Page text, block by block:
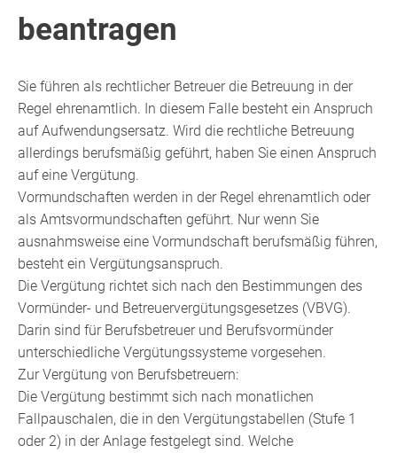
beantragen
Sie führen als rechtlicher Betreuer die Betreuung in der
Regel ehrenamtlich. In diesem Falle besteht ein Anspruch
auf Aufwendungsersatz. Wird die rechtliche Betreuung
allerdings berufsmäßig geführt, haben Sie einen Anspruch
auf eine Vergütung.
Vormundschaften werden in der Regel ehrenamtlich oder
als Amtsvormundschaften geführt. Nur wenn Sie
ausnahmsweise eine Vormundschaft berufsmäßig führen,
besteht ein Vergütungsanspruch.
Die Vergütung richtet sich nach den Bestimmungen des
Vormünder- und Betreuervergütungsgesetzes (VBVG).
Darin sind für Berufsbetreuerund Berufsvormünder
unterschiedliche Vergütungssysteme vorgesehen.
Zur Vergütung von Berufsbetreuern:
Die Vergütung bestimmt sich nach monatlichen
Fallpauschalen, die in den Vergütungstabellen (Stufe 1
oder 2) in der Anlage festgelegt sind. Welche